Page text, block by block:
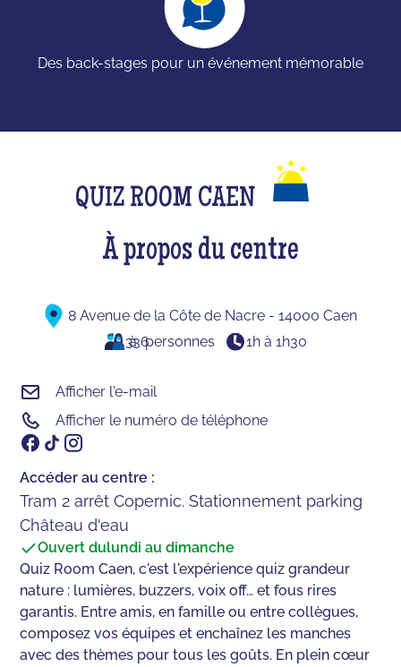
Des back-stages pour un événement mémorable
QUIZ ROOM CAEN
À propos du centre
8 Avenue de la Côte de Nacre - 14000 Caen
3à36personnes 1h à 1h30
Afficher l'e-mail
Afficher le numéro de téléphone
Accéder au centre :
Tram 2 arrêt Copernic. Stationnement parking
Château d'eau
Ouvert dulundi au dimanche
Quiz Room Caen, c'est l'expérience quiz grandeur
nature : lumières, buzzers, voix off… et fous rires
garantis. Entre amis, en famille ou entre collègues,
composez vos équipes et enchaînez les manches
avec des thèmes pour tous les goûts. En plein cœur